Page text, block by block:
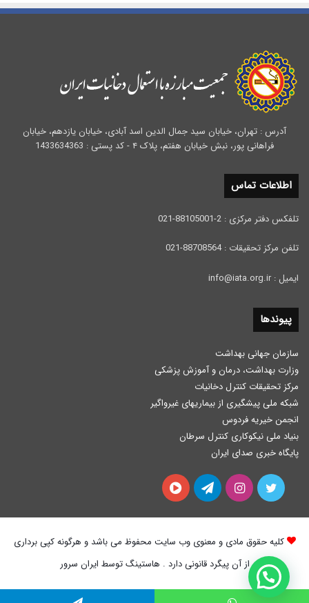
آدرس : تهران، خیابان سید جمال الدین اسد آبادی، خیابان یازدهم، خیابان
فراهانی پور، نبش خیابان هفتم، پلاک ۴ - کد پستی : 1433634363
اطلاعات تماس
تلفکس دفتر مرکزی : 2-88105001-021
تلفن مرکز تحقیقات : 88708564-021
ایمیل : info@iata.org.ir
پیوندها
سازمان جهانی بهداشت
وزارت بهداشت، درمان و آموزش پزشكی
مرکز تحقیقات کنترل دخانیات
شبکه ملی پیشگیری از بیماریهای غیرواگیر
انجمن خیریه فردوس
بنیاد ملی نیکوکاری کنترل سرطان
پایگاه خبری صدای ایران
توییتر اینستاگرامتلگرام آپارات
کلیه حقوق مادی و معنوی وب سایت محفوظ می باشد و هرگونه کپی برداری
از آن پیگرد قانونی دارد . هاستینگ توسط ایران سرور